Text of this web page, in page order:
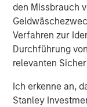
den Missbrauch
Verfahren zur
Durchführung
relevanten
Ich erkenne an,
Stanley
05-AUG-2026